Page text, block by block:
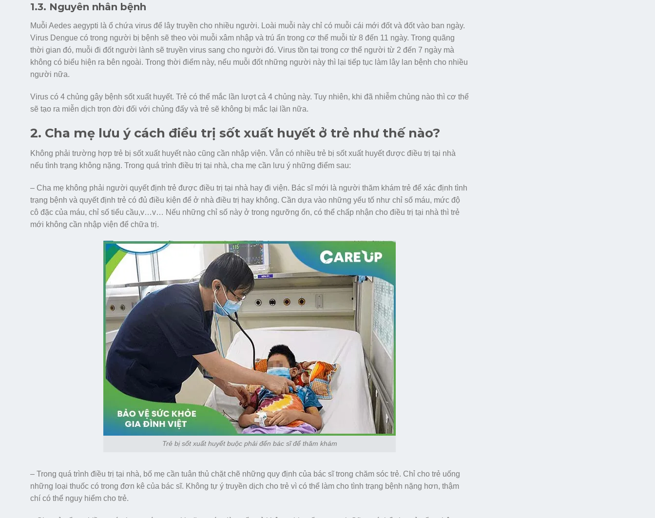
1.3. Nguyên nhân bệnh
Muỗi Aedes aegypti là ổ chứa virus để lây truyền cho nhiều người. Loài muỗi này chỉ có muỗi cái mới đốt và đốt vào ban ngày.
Virus Dengue có trong người bị bệnh sẽ theo vòi muỗi xâm nhập và trú ẩn trong cơ thể muỗi từ 8 đến 11 ngày. Trong quãng
thời gian đó, muỗi đi đốt người lành sẽ truyền virus sang cho người đó. Virus tồn tại trong cơ thể người từ 2 đến 7 ngày mà
không có biểu hiện ra bên ngoài. Trong thời điểm này, nếu muỗi đốt những người này thì lại tiếp tục làm lây lan bệnh cho nhiều
người nữa.
Virus có 4 chủng gây bệnh sốt xuất huyết. Trẻ có thể mắc lần lượt cả 4 chủng này. Tuy nhiên, khi đã nhiễm chủng nào thì cơ thể
sẽ tạo ra miễn dịch trọn đời đối với chủng đấy và trẻ sẽ không bị mắc lại lần nữa.
2. Cha mẹ lưu ý cách điều trị sốt xuất huyết ở trẻ như thế nào?
Không phải trường hợp trẻ bị sốt xuất huyết nào cũng cần nhập viện. Vẫn có nhiều trẻ bị sốt xuất huyết được điều trị tại nhà
nếu tình trạng không nặng. Trong quá trình điều trị tại nhà, cha mẹ cần lưu ý những điểm sau:
– Cha mẹ không phải người quyết định trẻ được điều trị tại nhà hay đi viện. Bác sĩ mới là người thăm khám trẻ để xác định tình
trạng bệnh và quyết định trẻ có đủ điều kiện để ở nhà điều trị hay không. Cần dựa vào những yếu tố như chỉ số máu, mức độ
cô đặc của máu, chỉ số tiểu cầu,v…v… Nếu những chỉ số này ở trong ngưỡng ổn, có thể chấp nhận cho điều trị tại nhà thì trẻ
mới không cần nhập viện để chữa trị.
Trẻ bị sốt xuất huyết buộc phải đến bác sĩ để thăm khám
– Trong quá trình điều trị tại nhà, bố mẹ cần tuân thủ chặt chẽ những quy định của bác sĩ trong chăm sóc trẻ. Chỉ cho trẻ uống
những loại thuốc có trong đơn kê của bác sĩ. Không tự ý truyền dịch cho trẻ vì có thể làm cho tình trạng bệnh nặng hơn, thậm
chí có thể nguy hiểm cho trẻ.